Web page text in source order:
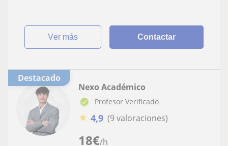
ver más Contactar
Destacado
18€/h
Nexo Académico
Profesor Verificado
★ 4,9 (9 valoraciones)